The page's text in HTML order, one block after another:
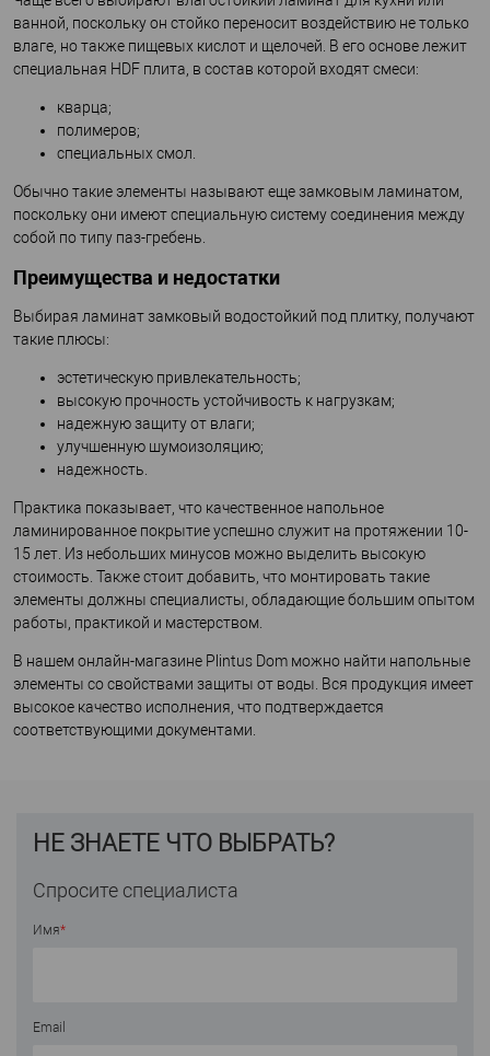
ванной, поскольку он стойко переносит воздействию не только
влаге, но также пищевых кислот и щелочей. В его основе лежит
специальная HDF плита, в состав которой входят смеси:
кварца;
полимеров;
специальных смол.
Обычно такие элементы называют еще замковым ламинатом,
поскольку они имеют специальную систему соединения между
собой по типу паз-гребень.
Преимущества и недостатки
Выбирая ламинат замковый водостойкий под плитку, получают
такие плюсы:
эстетическую привлекательность;
высокую прочность устойчивость к нагрузкам;
надежную защиту от влаги;
улучшенную шумоизоляцию;
надежность.
Практика показывает, что качественное напольное
ламинированное покрытие успешно служит на протяжении 10-
15 лет. Из небольших минусов можно выделить высокую
стоимость. Также стоит добавить, что монтировать такие
элементы должны специалисты, обладающие большим опытом
работы, практикой и мастерством.
В нашем онлайн-магазине Plintus Dom можно найти напольные
элементы со свойствами защиты от воды. Вся продукция имеет
высокое качество исполнения, что подтверждается
соответствующими документами.
НЕ ЗНАЕТЕ ЧТО ВЫБРАТЬ?
Спросите специалиста
Имя*
Email